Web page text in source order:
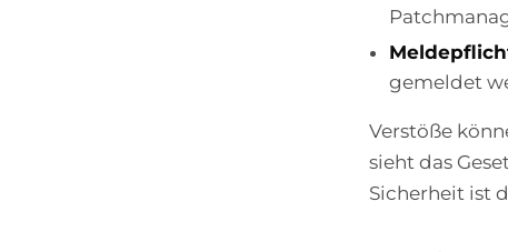
gemeldet
Verstöße
sieht das
Sicherheit ist